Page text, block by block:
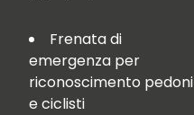
Frenata di
emergenza per
riconoscimento pedoni
e ciclisti